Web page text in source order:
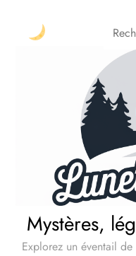
Mystères,
Explorez un éventail